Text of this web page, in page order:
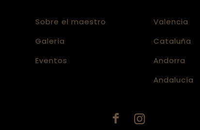
Sobre el maestro
Galería
Eventos
Valencia
Cataluña
Andorra
Andalucía